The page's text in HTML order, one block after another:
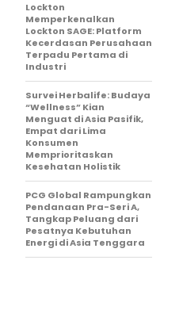
Lockton
Memperkenalkan
Lockton SAGE: Platform
Kecerdasan Perusahaan
Terpadu Pertama di
Industri
Survei Herbalife: Budaya
“Wellness” Kian
Menguat di Asia Pasifik,
Empat dari Lima
Konsumen
Memprioritaskan
Kesehatan Holistik
PCG Global Rampungkan
Pendanaan Pra-Seri A,
Tangkap Peluang dari
Pesatnya Kebutuhan
Energi di Asia Tenggara